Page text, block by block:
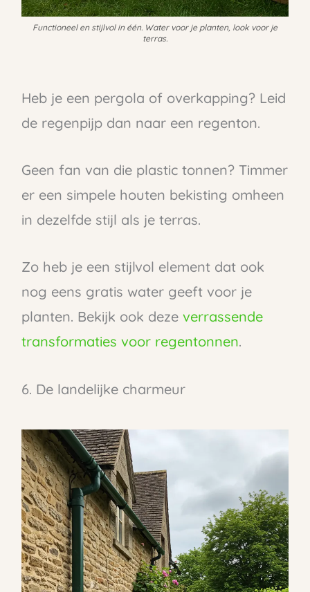
Functioneel en stijlvol in één. Water voor je planten, look voor je
terras.
Heb je een pergola of overkapping? Leid
de regenpijp dan naar een regenton.
Geen fan van die plastic tonnen? Timmer
er een simpele houten bekisting omheen
in dezelfde stijl als je terras.
Zo heb je een stijlvol element dat ook
nog eens gratis water geeft voor je
planten. Bekijk ook deze verrassende
transformaties voor regentonnen.
6. De landelijke charmeur